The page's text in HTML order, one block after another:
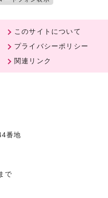
このサイトについて
プライバシーポリシー
関連リンク
番地
で